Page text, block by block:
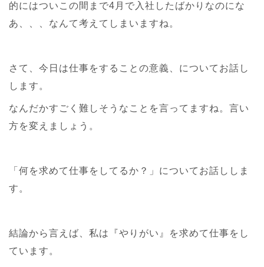
的にはついこの間まで4月で入社したばかりなのにな
あ、、、なんて考えてしまいますね。
さて、今日は仕事をすることの意義、についてお話し
します。
なんだかすごく難しそうなことを言ってますね。言い
方を変えましょう。
「何を求めて仕事をしてるか？」についてお話ししま
す。
結論から言えば、私は『やりがい』を求めて仕事をし
ています。